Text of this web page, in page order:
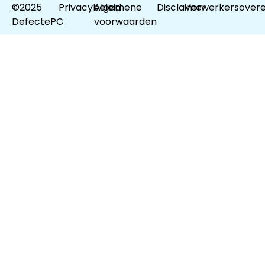
©2025
DefectePC
Privacybeleid
Algemene
voorwaarden
Disclaimer